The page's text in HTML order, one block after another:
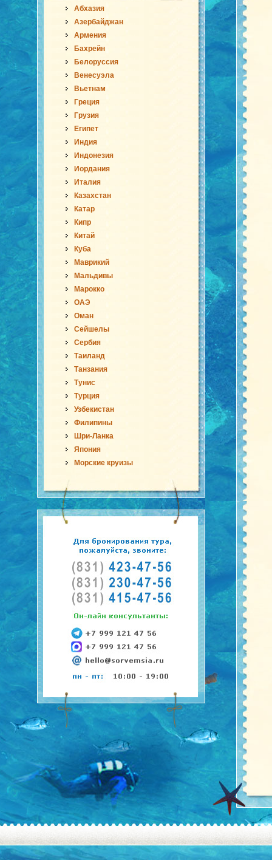
Абхазия
Азербайджан
Армения
Бахрейн
Белоруссия
Венесуэла
Вьетнам
Греция
Грузия
Египет
Индия
Индонезия
Иордания
Италия
Казахстан
Катар
Кипр
Китай
Куба
Маврикий
Мальдивы
Марокко
ОАЭ
Оман
Сейшелы
Сербия
Таиланд
Танзания
Тунис
Турция
Узбекистан
Филипины
Шри-Ланка
Япония
Морские круизы